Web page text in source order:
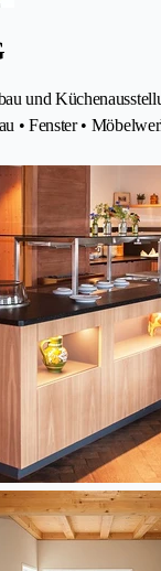
und
• Fenster •